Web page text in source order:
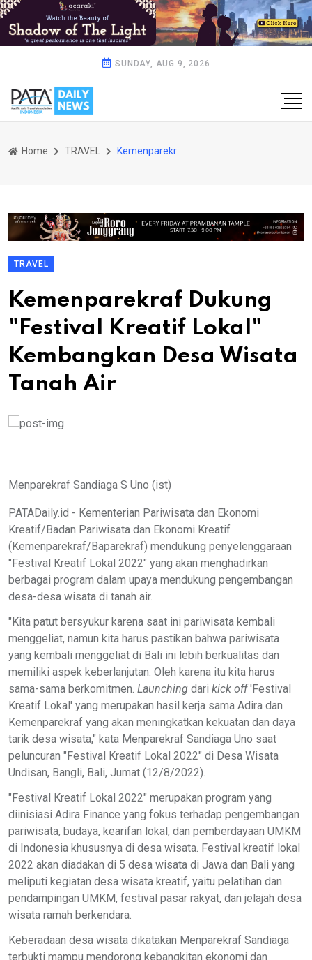
SUNDAY, AUG 9, 2026
Home TRAVEL Kemenparekraf Dukung "Festival Kreatif Lokal" Kembangkan Desa Wisata Tanah Air
TRAVEL
Kemenparekraf Dukung
"Festival Kreatif Lokal"
Kembangkan Desa Wisata
Tanah Air
Menparekraf Sandiaga S Uno (ist)
PATADaily.id - Kementerian Pariwisata dan Ekonomi
Kreatif/Badan Pariwisata dan Ekonomi Kreatif
(Kemenparekraf/Baparekraf) mendukung penyelenggaraan
"Festival Kreatif Lokal 2022" yang akan menghadirkan
berbagai program dalam upaya mendukung pengembangan
desa-desa wisata di tanah air.
"Kita patut bersyukur karena saat ini pariwisata kembali
menggeliat, namun kita harus pastikan bahwa pariwisata
yang kembali menggeliat di Bali ini lebih berkualitas dan
memiliki aspek keberlanjutan. Oleh karena itu kita harus
sama-sama berkomitmen. Launching dari kick off'Festival
Kreatif Lokal' yang merupakan hasil kerja sama Adira dan
Kemenparekraf yang akan meningkatkan kekuatan dan daya
tarik desa wisata," kata Menparekraf Sandiaga Uno saat
peluncuran "Festival Kreatif Lokal 2022" di Desa Wisata
Undisan, Bangli, Bali, Jumat (12/8/2022).
"Festival Kreatif Lokal 2022" merupakan program yang
diinisiasi Adira Finance yang fokus terhadap pengembangan
pariwisata, budaya, kearifan lokal, dan pemberdayaan UMKM
di Indonesia khususnya di desa wisata. Festival kreatif lokal
2022 akan diadakan di 5 desa wisata di Jawa dan Bali yang
meliputi kegiatan desa wisata kreatif, yaitu pelatihan dan
pendampingan UMKM, festival pasar rakyat, dan jelajah desa
wisata ramah berkendara.
Keberadaan desa wisata dikatakan Menparekraf Sandiaga
terbukti mampu mendorong kebangkitan ekonomi dan